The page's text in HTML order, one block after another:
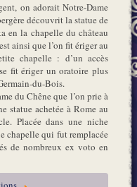
on adorait Notre-Dame
découvrit la statue de
en la chapelle du château
ainsi que l’on fit ériger au
chapelle : d’un accès
fit ériger un oratoire plus
du-Bois.
du Chêne que l’on prie à
statue achetée à Rome au
Placée dans une niche
chapelle qui fut remplacée
de nombreux ex voto en